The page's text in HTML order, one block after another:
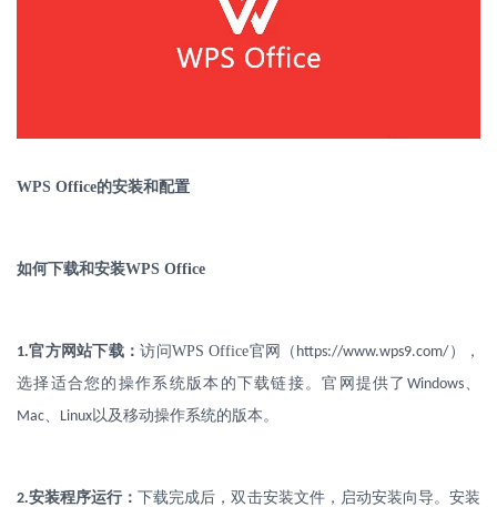
WPS Office的安装和配置
如何下载和安装WPS Office
1.官方网站下载：访问WPS Office官网（ https://www.wps9.com/），
选择适合您的操作系统版本的下载链接。官网提供了 Windows、
Mac
Linux以及移动操作系统的版本。
2.安装程序运行：下载完成后，双击安装文件，启动安装向导。安装